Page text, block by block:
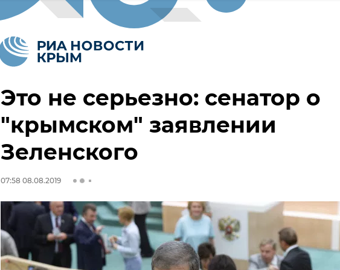
Это не серьезно: сенатор о
"крымском" заявлении
Зеленского
07:58 08.08.2019